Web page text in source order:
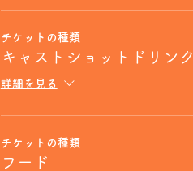
チケットの種類
キャストショットドリンク
詳細を見る
チケットの種類
フード